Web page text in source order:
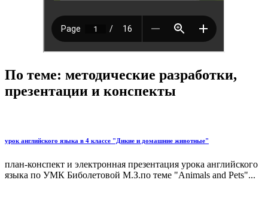
По теме: методические разработки,
презентации и конспекты
урок английского языка в 4 классе "Дикие и домашние животные"
план-конспект и электронная презентация урока английского
языка по УМК Биболетовой М.З.по теме "Animals and Pets"...